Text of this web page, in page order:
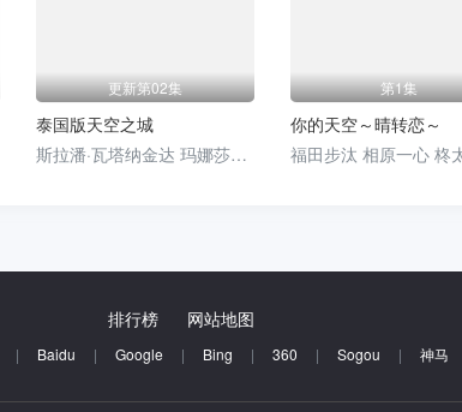
更新第02集
泰国版天空之城
斯拉潘·瓦塔纳金达 玛娜莎楠·潘叻翁固 布莎甘·丹迪帕纳 拼塔安·阿孔萨妮 凯塞利亚·麦克托什 Sujira·Arunpipat
第1集
你的天空～晴转恋～
福田步汰 相原一心 柊
排行榜 网站地图
| Baidu | Google | Bing | 360 | Sogou | 神马